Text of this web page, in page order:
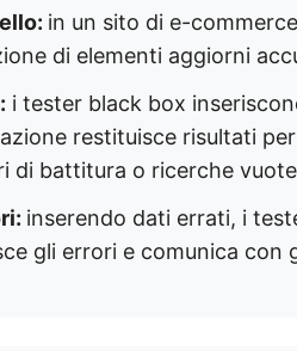
in un sito di e-
di elementi aggiorni
i tester black box
restituisce risultati
di battitura o ricerche
inserendo dati errati, i
gli errori e comunica con